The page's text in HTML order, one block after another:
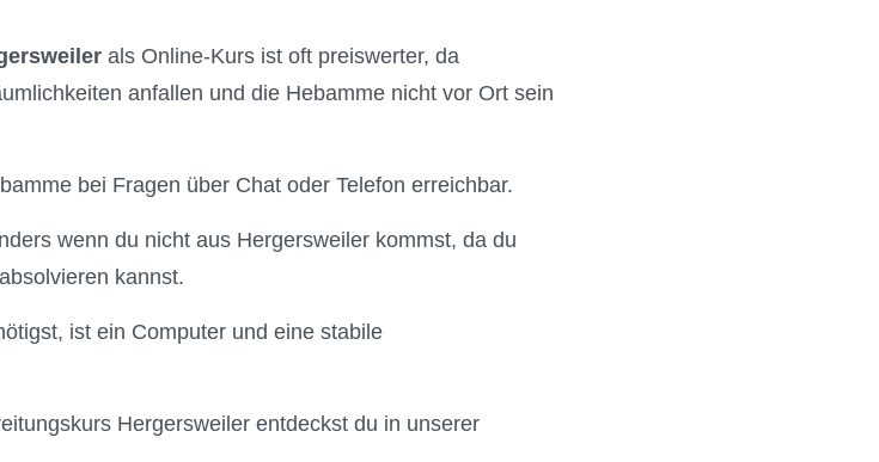
als Online-Kurs ist oft preiswerter, da
anfallen und die Hebamme nicht vor Ort sein
bei Fragen über Chat oder Telefon erreichbar.
wenn du nicht aus Hergersweiler kommst, da du
kannst.
ist ein Computer und eine stabile
Hergersweiler entdeckst du in unserer